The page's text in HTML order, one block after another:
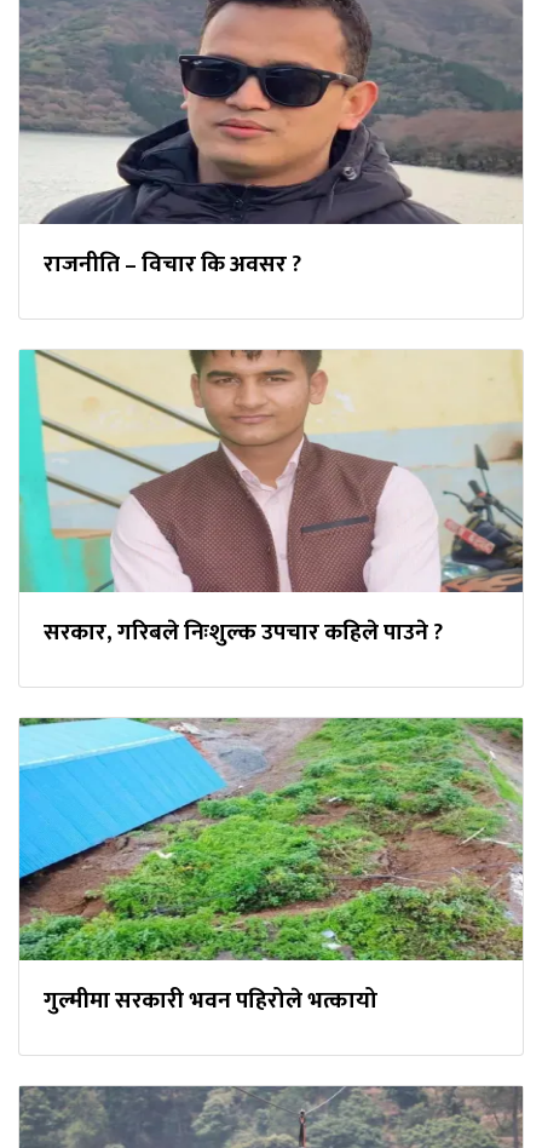
राजनीति – विचार कि अवसर ?
सरकार, गरिबले निःशुल्क उपचार कहिले पाउने ?
गुल्मीमा सरकारी भवन पहिरोले भत्कायो